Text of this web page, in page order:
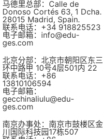
马德里总部：Calle de
Donoso Cortés 63, 1 Dcha.
28015 Madrid, Spain.
联系电话：+34 918825523
电子邮箱：info@edu-
ges.com
北京分部：北京市朝阳区东三
环中路甲 10号4层501内 22
联系电话：+86
13810106594
电子邮箱：
gecchinaliulu@edu-
ges.com
南京办事处：南京市鼓楼区金
川国际科技园17栋507